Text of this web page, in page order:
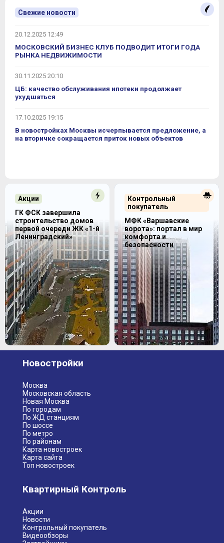
Свежие новости
20.12.2025 12:49
МОСКОВСКИЙ БИЗНЕС КЛУБ ПОДВОДИТ ИТОГИ ГОДА
РЫНКА НЕДВИЖИМОСТИ
30.11.2025 20:10
ЦБ: качество обслуживания ипотеки продолжает
ухудшаться
17.10.2025 19:15
В новостройках Москвы исчерпывается предложение, а
на вторичке сокращается приток новых объектов
Контрольный
покупатель
МФК «Варшавские
ворота»: портал в мир
комфорта и
безопасности
Акции
ГК ФСК завершила
строительство домов
первой очереди ЖК «1-й
Ленинградский»
Новостройки
Москва
Московская область
Новая Москва
По городам
По ЖД станциям
По шоссе
По метро
По районам
Карта новостроек
Карта сайта
Топ новостроек
Квартирный Контроль
Акции
Новости
Контрольный покупатель
Видеообзоры